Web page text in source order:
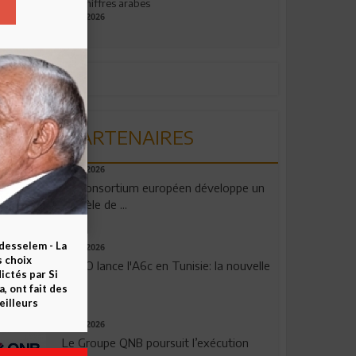
aux chiffres arabes
09.07.2026
PARTENAIRES
06.08.2026
Un consortium européen développe un
modèle de ...
04.08.2026
OPPO lance l'A6c en Tunisie: la nouvelle
29.07.2026
Le Groupe QNB poursuit l’exécution
- La
choix
par Si
ont fait des